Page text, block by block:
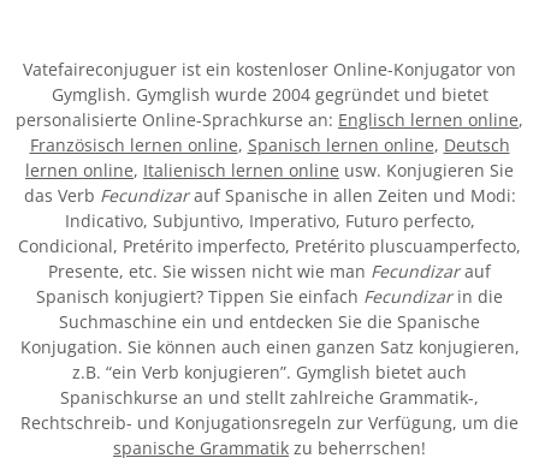
Vatefaireconjuguer ist ein kostenloser Online-Konjugator von
Gymglish. Gymglish wurde 2004 gegründet und bietet
personalisierte Online-Sprachkurse an: Englisch lernen online,
Französisch lernen online, Spanisch lernen online, Deutsch
lernen online, Italienisch lernen online usw. Konjugieren Sie
das Verb Fecundizarauf Spanische in allen Zeiten und Modi:
Indicativo, Subjuntivo, Imperativo, Futuro perfecto,
Condicional, Pretérito imperfecto, Pretérito pluscuamperfecto,
Presente, etc. Sie wissen nicht wie man Fecundizarauf
Spanisch konjugiert? Tippen Sie einfach Fecundizarin die
Suchmaschine ein und entdecken Sie die Spanische
Konjugation. Sie können auch einen ganzen Satz konjugieren,
z.B. “ein Verb konjugieren”. Gymglish bietet auch
Spanischkurse an und stellt zahlreiche Grammatik-,
Rechtschreib- und Konjugationsregeln zur Verfügung, um die
spanische Grammatik zu beherrschen!